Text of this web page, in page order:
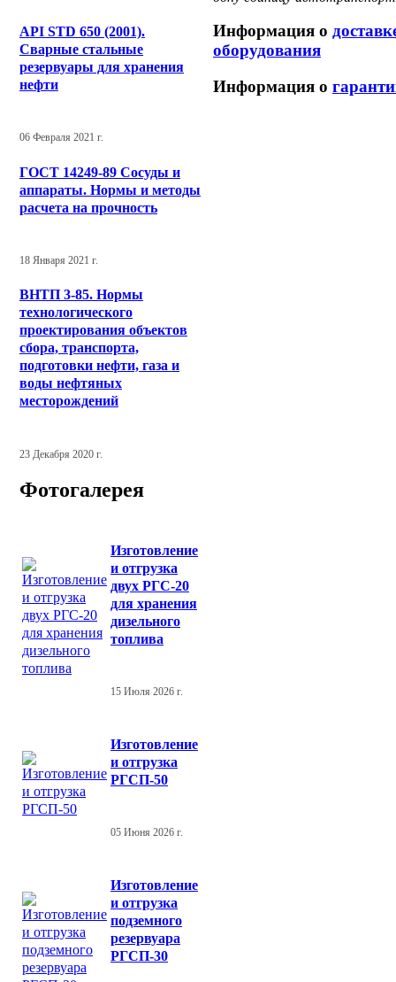
API STD 650 (2001).
Сварные стальные
резервуары для хранения
нефти
06 Февраля 2021 г.
ГОСТ 14249-89 Сосуды и
аппараты. Нормы и методы
расчета на прочность
18 Января 2021 г.
ВНТП 3-85. Нормы
технологического
проектирования объектов
сбора, транспорта,
подготовки нефти, газа и
воды нефтяных
месторождений
23 Декабря 2020 г.
Фотогалерея
Изготовление
и отгрузка
двух РГС-20
для хранения
дизельного
топлива
15 Июля 2026 г.
Изготовление
и отгрузка
РГСП-50
05 Июня 2026 г.
Изготовление
и отгрузка
подземного
резервуара
РГСП-30
Информация о
оборудования
Информация о